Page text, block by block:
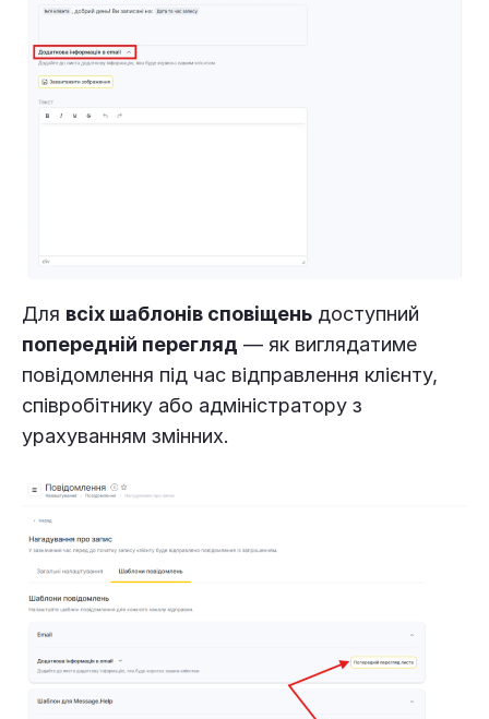
Для всіх шаблонів сповіщень доступний
попередній перегляд — як виглядатиме
повідомлення під час відправлення клієнту,
співробітнику або адміністратору з
урахуванням змінних.